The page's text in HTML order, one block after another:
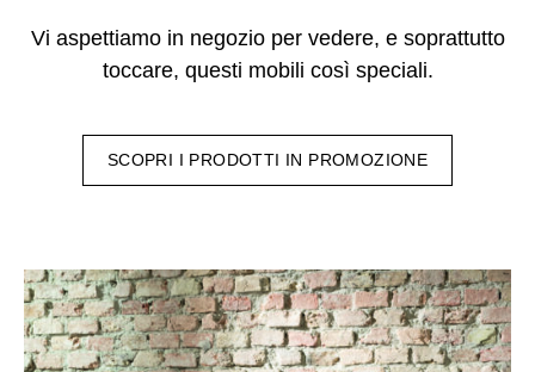
Vi aspettiamo in negozio per vedere, e soprattutto
toccare, questi mobili così speciali.
SCOPRI I PRODOTTI IN PROMOZIONE